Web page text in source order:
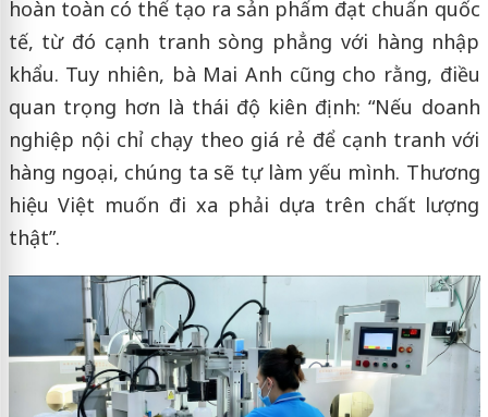
hoàn toàn có thể tạo ra sản phẩm đạt chuẩn quốc
tế, từ đó cạnh tranh sòng phẳng với hàng nhập
khẩu. Tuy nhiên, bà Mai Anh cũng cho rằng, điều
quan trọng hơn là thái độ kiên định: “Nếu doanh
nghiệp nội chỉ chạy theo giá rẻ để cạnh tranh với
hàng ngoại, chúng ta sẽ tự làm yếu mình. Thương
hiệu Việt muốn đi xa phải dựa trên chất lượng
thật”.